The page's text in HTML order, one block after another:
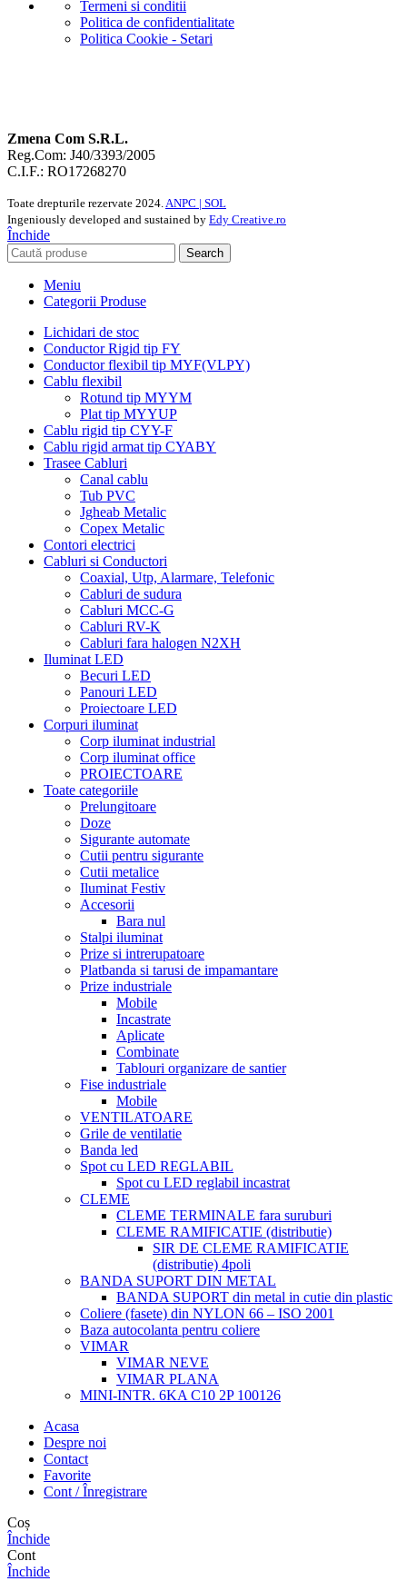
Termeni si conditii
Politica de confidentialitate
Politica Cookie - Setari
Zmena Com S.R.L.
Reg.Com: J40/3393/2005
C.I.F.: RO17268270
Toate drepturile rezervate 2024.ANPC | SOL
Ingeniously developed and sustained by Edy Creative.ro
Închide
Search
Meniu
Categorii Produse
Lichidari de stoc
Conductor Rigid tip FY
Conductor flexibil tip MYF(VLPY)
Cablu flexibil
Rotund tip MYYM
Plat tip MYYUP
Cablu rigid tip CYY-F
Cablu rigid armat tip CYABY
Trasee Cabluri
Canal cablu
Tub PVC
Jgheab Metalic
Copex Metalic
Contori electrici
Cabluri si Conductori
Coaxial, Utp, Alarmare, Telefonic
Cabluri de sudura
Cabluri MCC-G
Cabluri RV-K
Cabluri fara halogen N2XH
Iluminat LED
Becuri LED
Panouri LED
Proiectoare LED
Corpuri iluminat
Corp iluminat industrial
Corp iluminat office
PROIECTOARE
Toate categoriile
Prelungitoare
Doze
Sigurante automate
Cutii pentru sigurante
Cutii metalice
Iluminat Festiv
Accesorii
Bara nul
Stalpi iluminat
Prize si intrerupatoare
Platbanda si tarusi de impamantare
Prize industriale
Mobile
Incastrate
Aplicate
Combinate
Tablouri organizare de santier
Fise industriale
Mobile
VENTILATOARE
Grile de ventilatie
Banda led
Spot cu LED REGLABIL
Spot cu LED reglabil incastrat
CLEME
CLEME TERMINALE fara suruburi
CLEME RAMIFICATIE (distributie)
SIR DE CLEME RAMIFICATIE
(distributie) 4poli
BANDA SUPORT DIN METAL
BANDA SUPORT din metal in cutie din plastic
Coliere (fasete) din NYLON 66 – ISO 2001
Baza autocolanta pentru coliere
VIMAR
VIMAR NEVE
VIMAR PLANA
MINI-INTR. 6KA C10 2P 100126
Acasa
Despre noi
Contact
Favorite
Cont / Înregistrare
Coș
Închide
Cont
Închide